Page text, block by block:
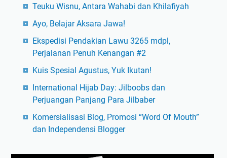
Teuku Wisnu, Antara Wahabi dan Khilafiyah
Ayo, Belajar Aksara Jawa!
Ekspedisi Pendakian Lawu 3265 mdpl,
Perjalanan Penuh Kenangan #2
Kuis Spesial Agustus, Yuk Ikutan!
International Hijab Day: Jilboobs dan
Perjuangan Panjang Para Jilbaber
Komersialisasi Blog, Promosi “Word Of Mouth”
dan Independensi Blogger